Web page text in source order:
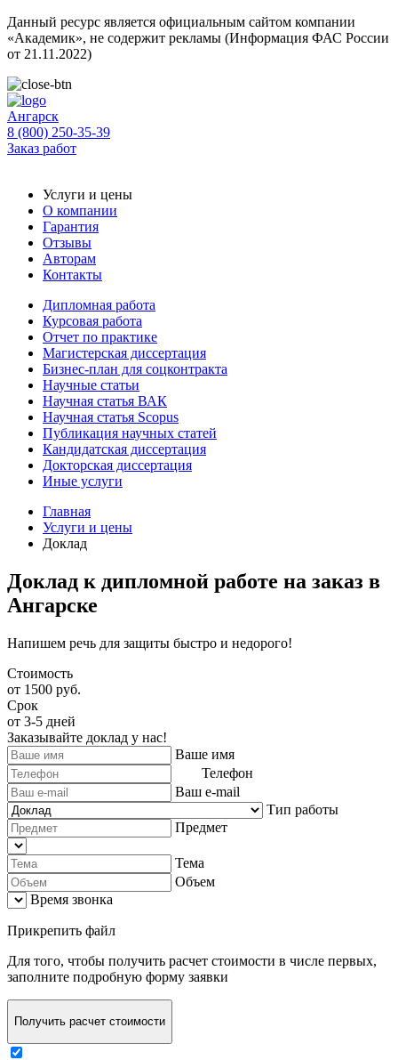
Данный ресурс является официальным сайтом компании
«Академик», не содержит рекламы (Информация ФАС России
от 21.11.2022)
Ангарск
8 (800) 250-35-39
Заказ работ
Услуги и цены
О компании
Гарантия
Отзывы
Авторам
Контакты
Дипломная работа
Курсовая работа
Отчет по практике
Магистерская диссертация
Бизнес-план для соцконтракта
Научные статьи
Научная статья ВАК
Научная статья Scopus
Публикация научных статей
Кандидатская диссертация
Докторская диссертация
Иные услуги
Главная
Услуги и цены
Доклад
Доклад к дипломной работе на заказ в
Ангарске
Напишем речь для защиты быстро и недорого!
Стоимость
от 1500 руб.
Срок
от 3-5 дней
Заказывайте доклад у нас!
Ваше имя
Телефон
Ваш e-mail
Тип работы
Предмет
Тема
Объем
Время звонка
Прикрепить файл
Для того, чтобы получить расчет стоимости в числе первых,
заполните подробную форму заявки
Получить расчет стоимости